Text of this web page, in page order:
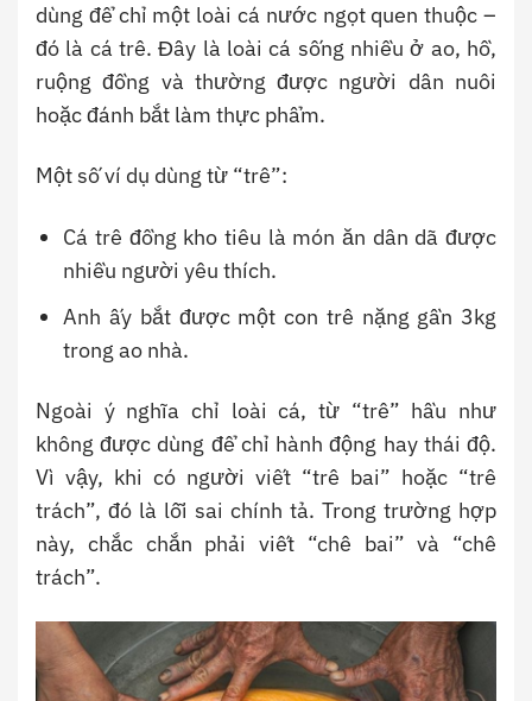
dùng để chỉ một loài cá nước ngọt quen thuộc –
đó là cá trê. Đây là loài cá sống nhiều ở ao, hồ,
ruộng đồng và thường được người dân nuôi
hoặc đánh bắt làm thực phẩm.
Một số ví dụ dùng từ “trê”:
Cá trê đồng kho tiêu là món ăn dân dã được
nhiều người yêu thích.
Anh ấy bắt được một con trê nặng gần 3kg
trong ao nhà.
Ngoài ý nghĩa chỉ loài cá, từ “trê” hầu như
không được dùng để chỉ hành động hay thái độ.
Vì vậy, khi có người viết “trê bai” hoặc “trê
trách”, đó là lỗi sai chính tả. Trong trường hợp
này, chắc chắn phải viết “chê bai” và “chê
trách”.